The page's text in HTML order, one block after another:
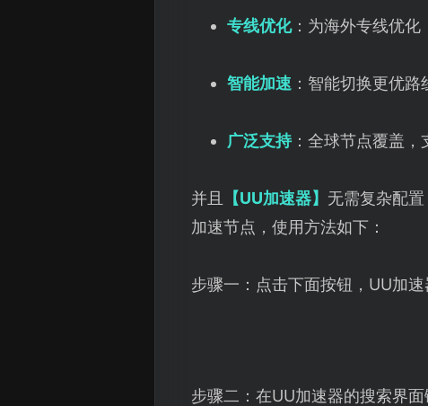
专线优化：为海外专线优化
智能加速 ：智能切换更优路
广泛支持：全球节点覆盖，
并且 【UU加速器】 无需复杂配
加速节点，使用方法如下：
步骤一：点击下面按钮，UU加速
步骤二：在UU加速器的搜索界